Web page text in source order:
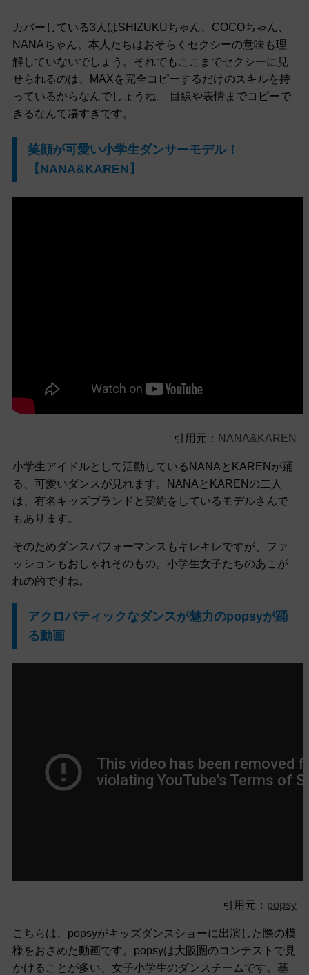
カバーしている3人はSHIZUKUちゃん、COCOちゃん、
NANAちゃん。本人たちはおそらくセクシーの意味も理
解していないでしょう。それでもここまでセクシーに見
せられるのは、MAXを完全コピーするだけのスキルを持
っているからなんでしょうね。 目線や表情までコピーで
きるなんて凄すぎです。
笑顔が可愛い小学生ダンサーモデル！
【NANA&KAREN】
引用元： NANA&KAREN
小学生アイドルとして活動しているNANAとKARENが踊
る、可愛いダンスが見れます。NANAとKARENの二人
は、有名キッズブランドと契約をしているモデルさんで
もあります。
そのためダンスパフォーマンスもキレキレですが、ファ
ッションもおしゃれそのもの。小学生女子たちのあこが
れの的ですね。
アクロバティックなダンスが魅力のpopsyが踊
る動画
引用元： popsy
こちらは、popsyがキッズダンスショーに出演した際の模
様をおさめた動画です。popsyは大阪圏のコンテストで見
かけることが多い、女子小学生のダンスチームです。基